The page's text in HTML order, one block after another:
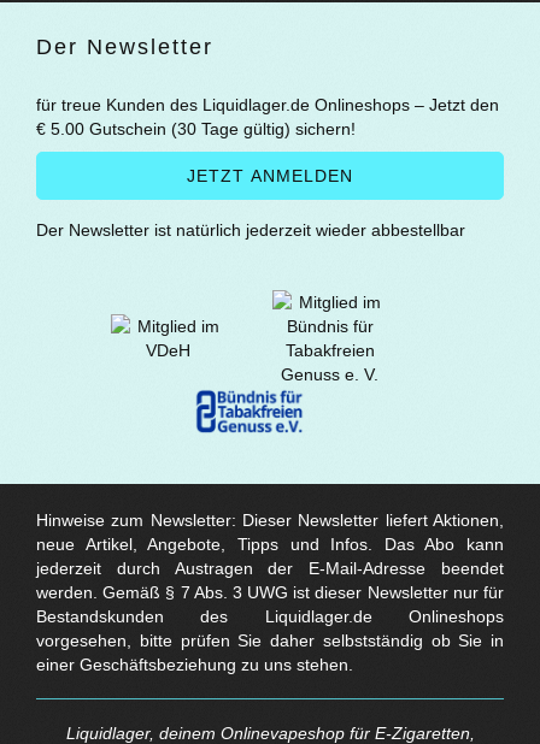
Der Newsletter
für treue Kunden des Liquidlager.de Onlineshops – Jetzt den
€ 5.00 Gutschein (30 Tage gültig) sichern!
Der Newsletter ist natürlich jederzeit wieder abbestellbar
Hinweise zum Newsletter: Dieser Newsletter liefert Aktionen,
neue Artikel, Angebote, Tipps und Infos. Das Abo kann
jederzeit durch Austragen der E-Mail-Adresse beendet
werden. Gemäß § 7 Abs. 3 UWG ist dieser Newsletter nur für
Bestandskunden des Liquidlager.de Onlineshops
vorgesehen, bitte prüfen Sie daher selbstständig ob Sie in
einer Geschäftsbeziehung zu uns stehen.
Liquidlager, deinem Onlinevapeshop für E-Zigaretten,